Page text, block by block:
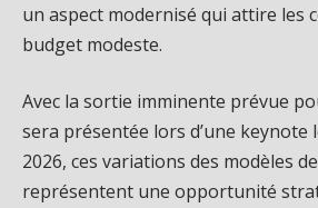
un aspect modernisé qui attire les
budget modeste.
Avec la sortie imminente prévue
sera présentée lors d’une keynote
2026, ces variations des modèles
représentent une opportunité